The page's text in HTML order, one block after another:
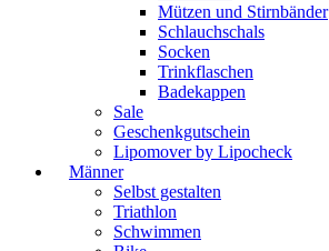
Mützen und Stirnbänder
Schlauchschals
Socken
Trinkflaschen
Badekappen
Sale
Geschenkgutschein
Lipomover by Lipocheck
Männer
Selbst gestalten
Triathlon
Schwimmen